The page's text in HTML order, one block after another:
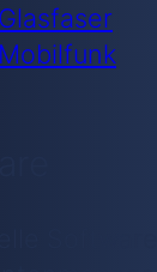
Glasfaser
Mobilfunk